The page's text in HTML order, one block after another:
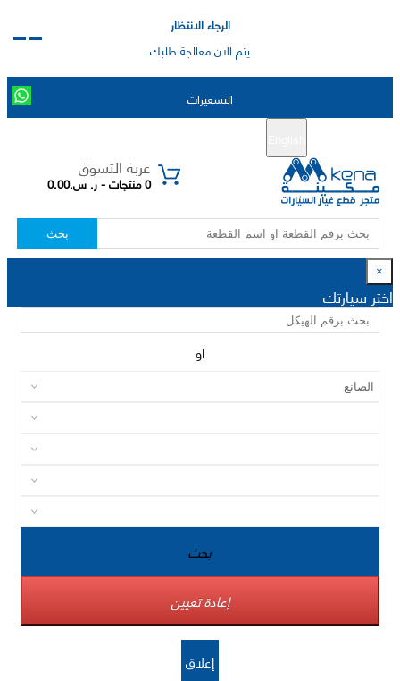
الرجاء الانتظار
يتم الان معالجة طلبك
التسعيرات
عربة التسوق
0 منتجات - ر. س.0.00
بحث
×
اختر سيارتك
او
بحث
إعادة تعيين
إغلاق